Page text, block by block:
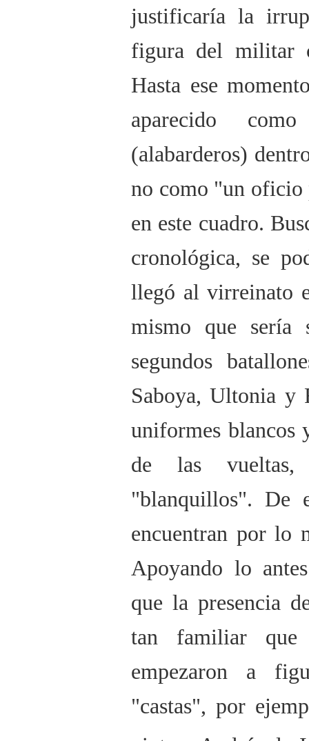
justificaría la
figura del militar
Hasta ese
aparecido
(alabarderos)
no como "un oficio
en este cuadro.
cronológica, se
llegó al virreinato
mismo que sería
segundos
Saboya, Ultonia y
uniformes blancos
de las
"blanquillos". De
encuentran por lo
Apoyando lo
que la presencia
tan familiar
empezaron a
"castas", por